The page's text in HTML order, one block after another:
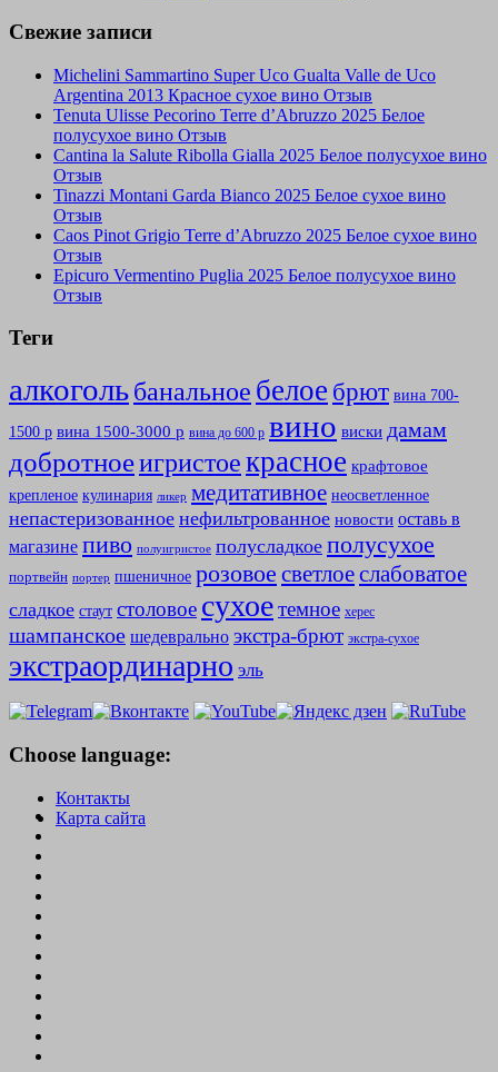
Свежие записи
Michelini Sammartino Super Uco Gualta Valle de Uco
Argentina 2013 Красное сухое вино Отзыв
Tenuta Ulisse Pecorino Terre d’Abruzzo 2025 Белое
полусухое вино Отзыв
Cantina la Salute Ribolla Gialla 2025 Белое полусухое вино
Отзыв
Tinazzi Montani Garda Bianco 2025 Белое сухое вино
Отзыв
Caos Pinot Grigio Terre d’Abruzzo 2025 Белое сухое вино
Отзыв
Epicuro Vermentino Puglia 2025 Белое полусухое вино
Отзыв
Теги
алкогольбанальное белое брют вина 700-
1500 р вина 1500-3000 р вина до 600 р вино виски дамам
добротноеигристоекрасное крафтовое
крепленое кулинария ликер медитативное неосветленное
непастеризованное нефильтрованное новости оставь в
магазине пиво полуигристое полусладкое полусухое
портвейн портер пшеничное розовое светлоеслабоватое
сладкое стаут столовое сухоетемное херес
шампанское шедеврально экстра-брют экстра-сухое
экстраординарно эль
Choose language:
Контакты
Карта сайта